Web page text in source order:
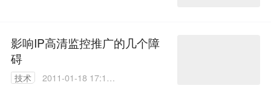
影响IP高清监控推广的几个障
碍
技术
2011-01-18 17:12: